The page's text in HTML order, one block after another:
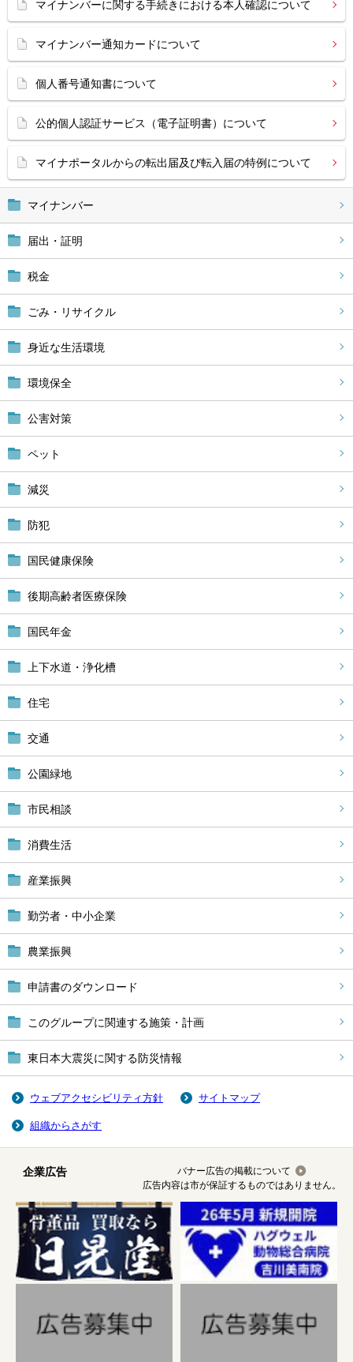
マイナンバー
届出・証明
税金
ごみ・リサイクル
身近な生活環境
環境保全
公害対策
ペット
減災
防犯
国民健康保険
後期高齢者医療保険
国民年金
上下水道・浄化槽
住宅
交通
公園緑地
市民相談
消費生活
産業振興
勤労者・中小企業
農業振興
申請書のダウンロード
このグループに関連する施策・計画
東日本大震災に関する防災情報
マイナンバーに関する手続きにおける本人確認について
マイナンバー通知カードについて
個人番号通知書について
公的個人認証サービス（電子証明書）について
マイナポータルからの転出届及び転入届の特例について
ウェブアクセシビリティ方針 サイトマップ
組織からさがす
企業広告
バナー広告の掲載について
広告内容は市が保証するものではありません。